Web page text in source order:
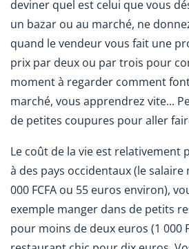
deviner quel est celui que vous
un bazar ou au marché, ne
quand le vendeur vous fait une
prix par deux ou par trois pour
moment à regarder comment
marché, vous apprendrez vite...
de petites coupures pour aller
Le coût de la vie est relativement
à des pays occidentaux (le
000 FCFA ou 55 euros environ),
exemple manger dans de petits
pour moins de deux euros (1 000